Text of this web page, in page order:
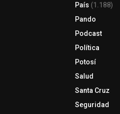
País (1.188)
Pando
Podcast
Política
Potosí
Salud
Santa Cruz
Seguridad